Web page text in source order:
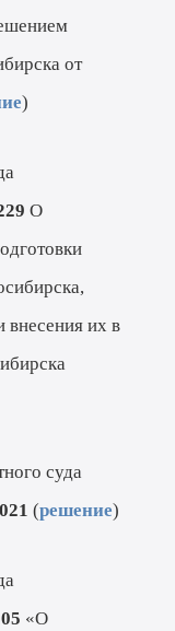
от
)
О
внесения их в
суда
(решение)
«О